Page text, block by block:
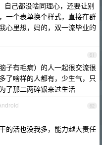
自己都没啥同理心，还要让别
一个表单换个样式，直接在群
心里想，妈的，双一流毕业的
61
子有毛病）的人一起很交流很
了啥样的人都有，少生气，只
了那二两碎银来过生活
62
的活也没我多，能力越大责任